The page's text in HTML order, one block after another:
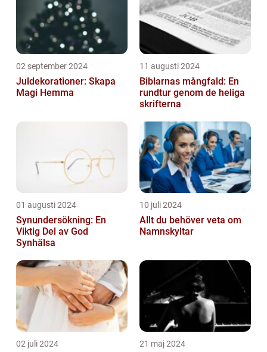
02 september 2024
Juldekorationer: Skapa
Magi Hemma
11 augusti 2024
Biblarnas mångfald: En
rundtur genom de heliga
skrifterna
01 augusti 2024
Synundersökning: En
Viktig Del av God
Synhälsa
10 juli 2024
Allt du behöver veta om
Namnskyltar
02 juli 2024 21 maj 2024